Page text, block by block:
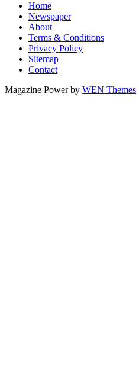
Home
Newspaper
About
Terms & Conditions
Privacy Policy
Sitemap
Contact
Magazine Power by WEN Themes